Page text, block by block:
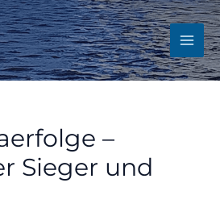
–
Sieger und